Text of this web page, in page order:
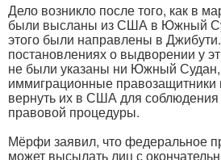
Дело возникло после того, как в
были высланы из США в Южный
этого были направлены в
постановлениях о выдворении у
не были указаны ни Южный
иммиграционные правозащитники
вернуть их в США для
правовой процедуры.
Мёрфи заявил, что федеральное
может высылать лиц с